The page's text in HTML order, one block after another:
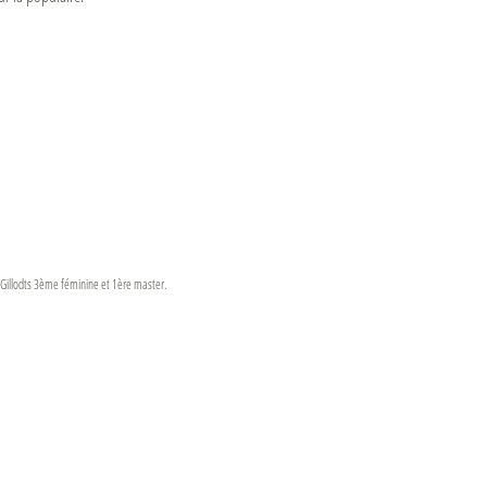
3ème féminine et 1ère master.